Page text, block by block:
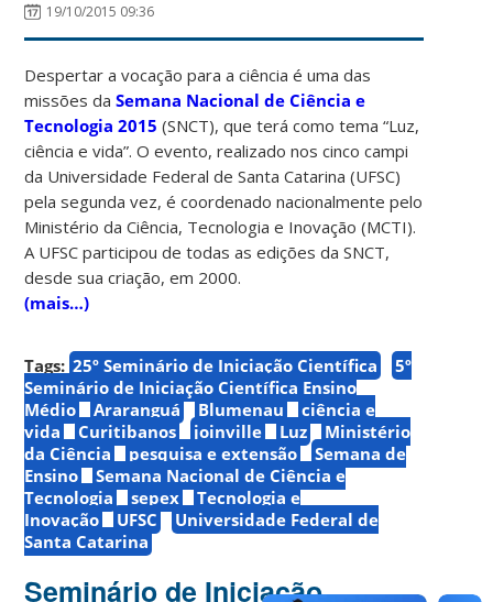
19/10/2015 09:36
Despertar a vocação para a ciência é uma das
missões daSemana Nacional de Ciência e
Tecnologia 2015 (SNCT), que terá como tema “Luz,
ciência e vida”. O evento, realizado nos cinco campi
da Universidade Federal de Santa Catarina (UFSC)
pela segunda vez, é coordenado nacionalmente pelo
Ministério da Ciência, Tecnologia e Inovação (MCTI).
A UFSC participou de todas as edições da SNCT,
desde sua criação, em 2000.
(mais…)
Tags: 25º Seminário de Iniciação Científica
5º
Seminário de Iniciação Científica Ensino
Médio
Araranguá Blumenau
ciência e
vida
Curitibanos joinville Luz
Ministério
da Ciência
pesquisa e extensão
Semana de
Ensino
Semana Nacional de Ciência e
Tecnologia
sepex
Tecnologia e
Inovação
UFSC
Universidade Federal de
Santa Catarina
Seminário de Iniciação